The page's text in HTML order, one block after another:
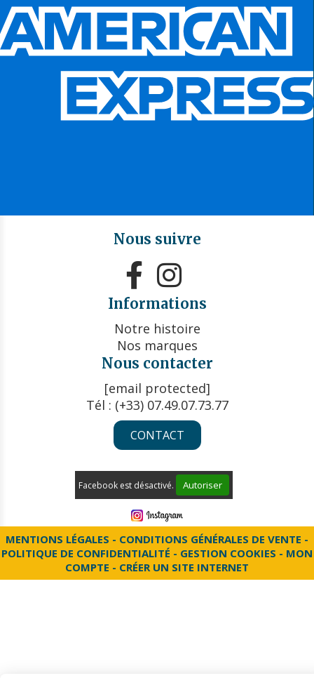
Nous suivre
 
Informations
Notre histoire
Nos marques
Nous contacter
[email protected]
Tél : (+33) 07.49.07.73.77
CONTACT
Facebook est désactivé. Autoriser
MENTIONS LÉGALES
CONDITIONS GÉNÉRALES DE VENTE
POLITIQUE DE CONFIDENTIALITÉ
GESTION COOKIES
MON
COMPTE
CRÉER UN SITE INTERNET